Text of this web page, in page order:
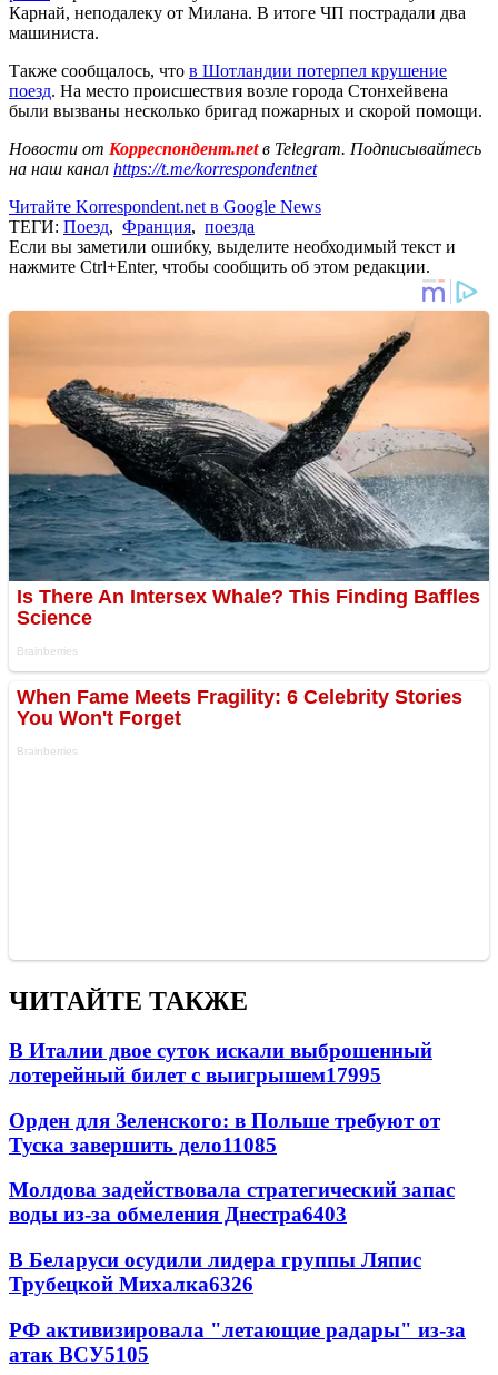
Карнай, неподалеку от Милана. В итоге ЧП пострадали два
машиниста.
Также сообщалось, что в Шотландии потерпел крушение
поезд. На место происшествия возле города Стонхейвена
были вызваны несколько бригад пожарных и скорой помощи.
Новости от Корреспондент.netв Telegram. Подписывайтесь
на наш канал https://t.me/korrespondentnet
Читайте Korrespondent.net в Google News
ТЕГИ: Поезд, Франция, поезда
Если вы заметили ошибку, выделите необходимый текст и
нажмите Ctrl+Enter, чтобы сообщить об этом редакции.
ЧИТАЙТЕ ТАКЖЕ
В Италии двое суток искали выброшенный
лотерейный билет с выигрышем17995
Орден для Зеленского: в Польше требуют от
Туска завершить дело11085
Молдова задействовала стратегический запас
воды из-за обмеления Днестра6403
В Беларуси осудили лидера группы Ляпис
Трубецкой Михалка6326
РФ активизировала "летающие радары" из-за
атак ВСУ5105